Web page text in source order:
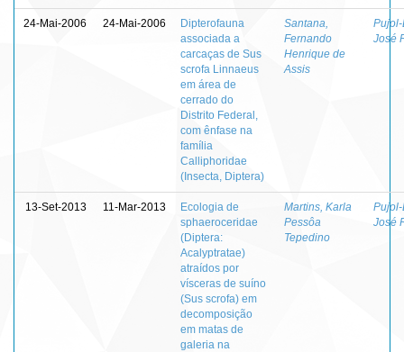
24-Mai-2006 24-Mai-2006
Dipterofauna
associada a
carcaças de Sus
scrofa Linnaeus
em área de
cerrado do
Distrito Federal,
com ênfase na
família
Calliphoridae
(Insecta, Diptera)
Santana,
Fernando
Henrique de
Assis
José
13-Set-2013 11-Mar-2013
Ecologia de
sphaeroceridae
(Diptera:
Acalyptratae)
atraídos por
vísceras de suíno
(Sus scrofa) em
decomposição
em matas de
galeria na
Martins, Karla
Pessôa
Tepedino
José